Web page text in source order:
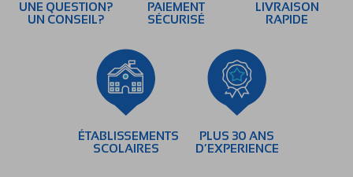
UNE QUESTION?
UN CONSEIL?
PAIEMENT
SÉCURISÉ
LIVRAISON
RAPIDE
ÉTABLISSEMENTS
SCOLAIRES
PLUS 30 ANS
D’EXPERIENCE